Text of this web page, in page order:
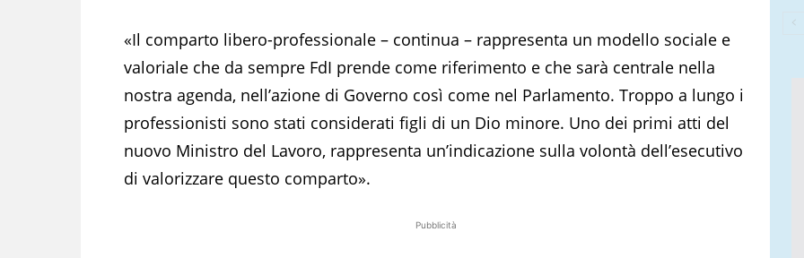
«Il comparto libero-professionale – continua – rappresenta un modello sociale e
valoriale che da sempre FdI prende come riferimento e che sarà centrale nella
nostra agenda, nell’azione di Governo così come nel Parlamento. Troppo a lungo i
professionisti sono stati considerati figli di un Dio minore. Uno dei primi atti del
nuovo Ministro del Lavoro, rappresenta un’indicazione sulla volontà dell’esecutivo
di valorizzare questo comparto».
Pubblicità